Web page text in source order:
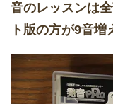
音のレッスンは
ト版の方が9音増